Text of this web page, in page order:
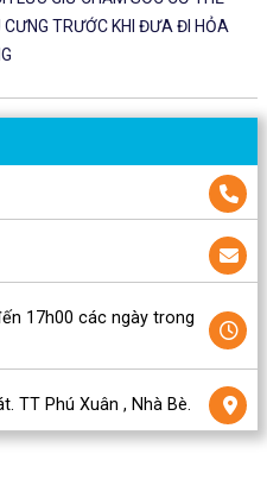
CƯNG TRƯỚC KHI ĐƯA ĐI HỎA
17h00 các ngày trong
TT Phú Xuân , Nhà Bè.